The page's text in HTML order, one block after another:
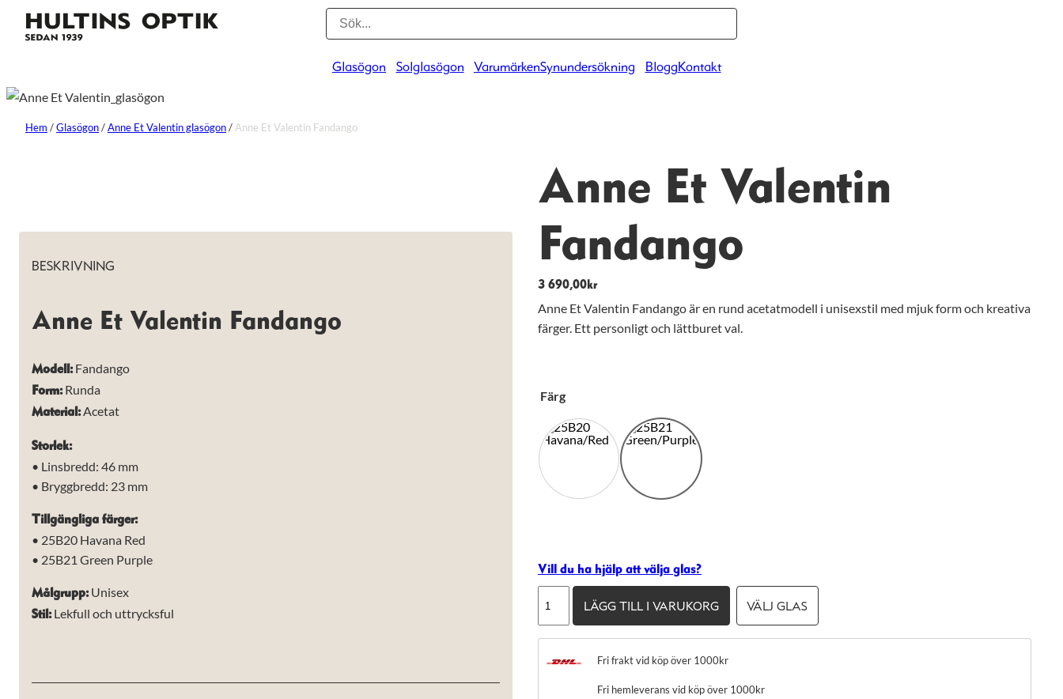
Glasögon Solglasögon VarumärkenSynundersökning Blogg Kontakt
Hem /Glasögon/Anne Et Valentin glasögon/ Anne Et Valentin Fandango
Anne Et Valentin
Fandango
3 690,00 kr
Anne Et Valentin Fandango är en rund acetatmodell i unisexstil med mjuk form och kreativa
färger. Ett personligt och lättburet val.
Färg
Vill du ha hjälp att välja glas?
Et
Valentin
LÄGG TILL I VARUKORG VÄLJ GLAS
Fri frakt vid köp över 1000kr
Fri hemleverans vid köp över 1000kr
BESKRIVNING
Anne Et Valentin Fandango
Modell:Fandango
Form:Runda
Material:Acetat
Storlek:
• Linsbredd: 46 mm
• Bryggbredd: 23 mm
Tillgängliga färger:
• 25B20 Havana Red
• 25B21 Green Purple
Målgrupp:Unisex
Stil:Lekfull och uttrycksful